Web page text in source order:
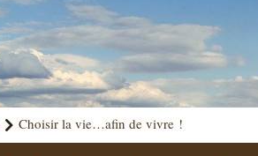
Choisir la vie…afin de vivre !